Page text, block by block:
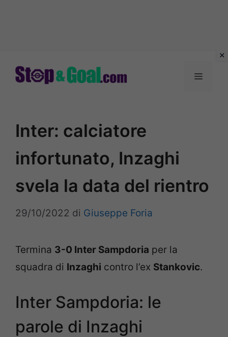
Menu
Inter: calciatore
infortunato, Inzaghi
svela la data del rientro
29/10/2022 di Giuseppe Foria
Termina 3-0 Inter Sampdoria per la
squadra di Inzaghi contro l’ex Stankovic.
Inter Sampdoria: le
parole di Inzaghi